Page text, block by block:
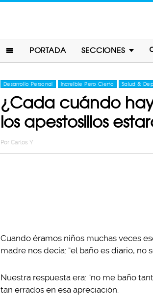
PORTADA SECCIONES
Desarrollo Personal Increíble Pero Cierto Salud &
¿Cada cuándo
los apestosillos
Por Carlos Y
Cuando éramos niños muchas veces
madre nos decía: “el baño es diario, no
Nuestra respuesta era: “no me baño
tan errados en esa apreciación.